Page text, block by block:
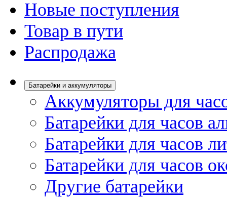
Новые поступления
Товар в пути
Распродажа
Батарейки и аккумуляторы
Аккумуляторы для
Батарейки для часов
Батарейки для часов
Батарейки для часов
Другие батарейки